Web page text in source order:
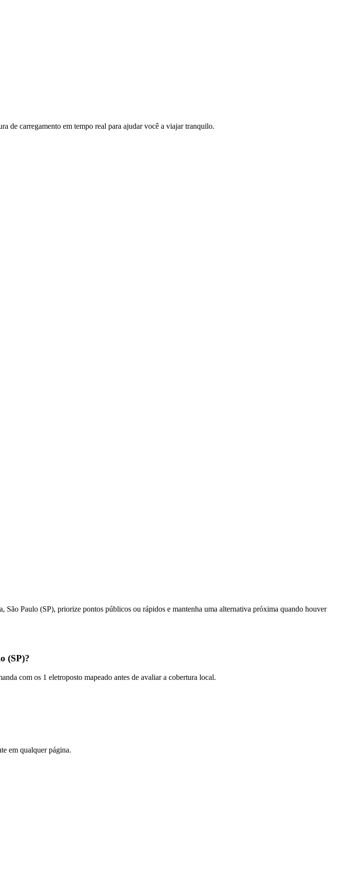
de carregamento em tempo real para ajudar você a viajar tranquilo.
São Paulo (SP), priorize pontos públicos ou rápidos e mantenha uma alternativa próxima quando houver
(SP)?
com os 1 eletroposto mapeado antes de avaliar a cobertura local.
em qualquer página.